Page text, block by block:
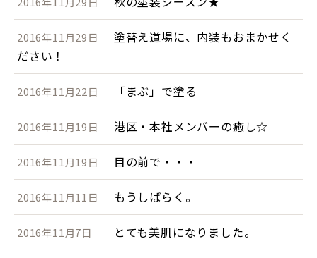
2016年11月29日
塗替え道場に、内装もおまかせく
ださい！
2016年11月22日 「まぶ」で塗る
2016年11月19日 港区・本社メンバーの癒し☆
2016年11月19日 目の前で・・・
2016年11月11日 もうしばらく。
2016年11月7日 とても美肌になりました。